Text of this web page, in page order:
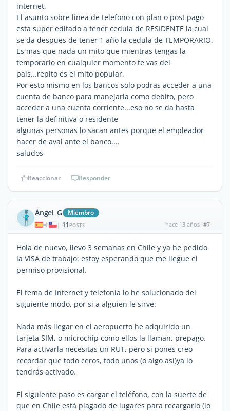
internet.
El asunto sobre linea de telefono con plan o post pago
esta super editado a tener cedula de RESIDENTE la cual
se da despues de tener 1 año la cedula de TEMPORARIO.
Es mas que nada un mito que mientras tengas la
temporario en cualquier momento te vas del
pais...repito es el mito popular.
Por esto mismo en los bancos solo podras acceder a una
cuenta de banco para manejarla como debito, pero
acceder a una cuenta corriente...eso no se da hasta
tener la definitiva o residente
algunas personas lo sacan antes porque el empleador
hacer de aval ante el banco....
saludos
Reaccionar Responder
Ángel_G Miembro
| 11 POSTS hace 13 años #7
Hola de nuevo, llevo 3 semanas en Chile y ya he pedido
la VISA de trabajo: estoy esperando que me llegue el
permiso provisional.
El tema de Internet y telefonía lo he solucionado del
siguiente modo, por si a alguien le sirve:
Nada más llegar en el aeropuerto he adquirido un
tarjeta SIM, o microchip como ellos la llaman, prepago.
Para activarla necesitas un RUT, pero si pones creo
recordar que todo ceros, todo unos (o algo así)ya lo
tendrás activado.
El siguiente paso es cargar el teléfono, con la suerte de
que en Chile está plagado de lugares para recargarlo (lo